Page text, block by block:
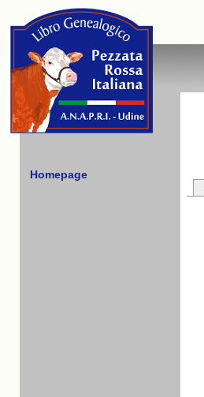
Homepage